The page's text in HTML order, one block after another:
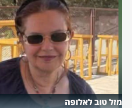
מזל טוב לאלופה